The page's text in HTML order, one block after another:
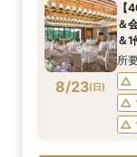
8/22(土)
8/22(土)
8/22(土)
8/22(土)
貸
イ
所
8/22(土)
所
8/22(土)
所
8/23(日)
【
＆
＆
所